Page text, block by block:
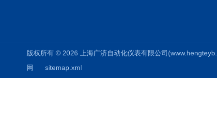
版权所有 © 2026 上海广济自动化仪表有限公司
网
sitemap.xml